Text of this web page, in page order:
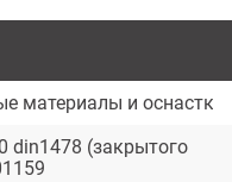
материалы и оснастка
din1478 (закрытого